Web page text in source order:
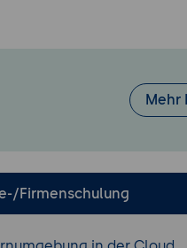
wie
in der
eigenen
Mehr
Firmenschulung